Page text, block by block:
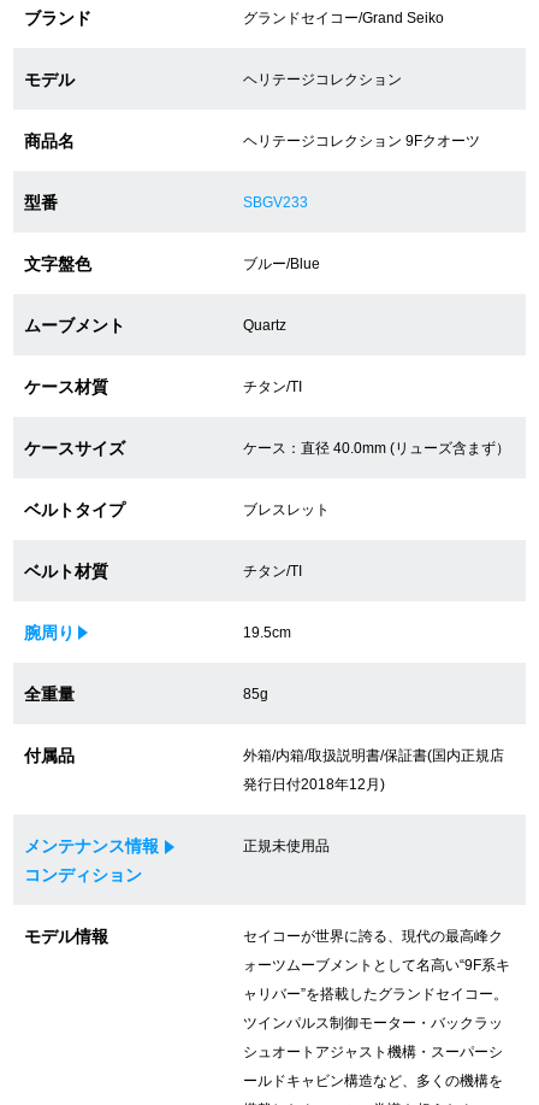
ショップサービス
ラッピングサービス
腕時計サイズ調整サービス
店舗受け取りサービス
店舗取り寄せサービス
75%以上保証！中古商品高価買戻し
修理依頼をする
修理・メンテンナンスについて
ブランド グランドセイコー/Grand Seiko
モデル ヘリテージコレクション
商品名 ヘリテージコレクション 9Fクオーツ
型番 SBGV233
文字盤色 ブルー/Blue
ムーブメント Quartz
ケース材質 チタン/TI
ケースサイズ ケース：直径 40.0mm (リューズ含まず）
ベルトタイプ ブレスレット
ベルト材質 チタン/TI
腕周り 19.5cm
全重量 85g
付属品
外箱/内箱/取扱説明書/保証書(国内正規店
発行日付2018年12月)
メンテナンス情報
コンディション
正規未使用品
モデル情報
セイコーが世界に誇る、現代の最高峰ク
ォーツムーブメントとして名高い“9F系キ
ャリバー”を搭載したグランドセイコー。
ツインパルス制御モーター・バックラッ
シュオートアジャスト機構・スーパーシ
ールドキャビン構造など、多くの機構を